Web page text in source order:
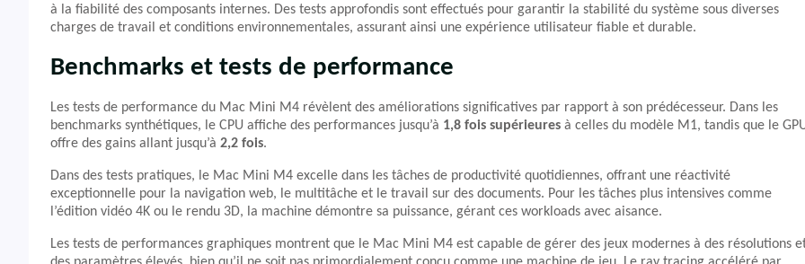
à la fiabilité des composants internes. Des tests approfondis sont effectués pour garantir la stabilité du système sous diverses
charges de travail et conditions environnementales, assurant ainsi une expérience utilisateur fiable et durable.
Benchmarks et tests de performance
Les tests de performance du Mac Mini M4 révèlent des améliorations significatives par rapport à son prédécesseur. Dans les
benchmarks synthétiques, le CPU affiche des performances jusqu’à 1,8 fois supérieures à celles du modèle M1, tandis que le
offre des gains allant jusqu’à 2,2 fois.
Dans des tests pratiques, le Mac Mini M4 excelle dans les tâches de productivité quotidiennes, offrant une réactivité
exceptionnelle pour la navigation web, le multitâche et le travail sur des documents. Pour les tâches plus intensives comme
l’édition vidéo 4K ou le rendu 3D, la machine démontre sa puissance, gérant ces workloads avec aisance.
Les tests de performances graphiques montrent que le Mac Mini M4 est capable de gérer des jeux modernes à des résolutions